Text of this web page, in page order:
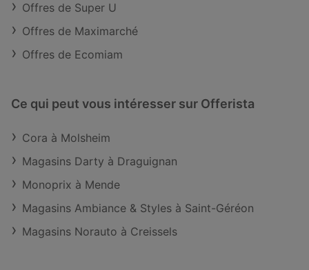
Offres de Super U
Offres de Maximarché
Offres de Ecomiam
Ce qui peut vous intéresser sur Offerista
Cora à Molsheim
Magasins Darty à Draguignan
Monoprix à Mende
Magasins Ambiance & Styles à Saint-Géréon
Magasins Norauto à Creissels